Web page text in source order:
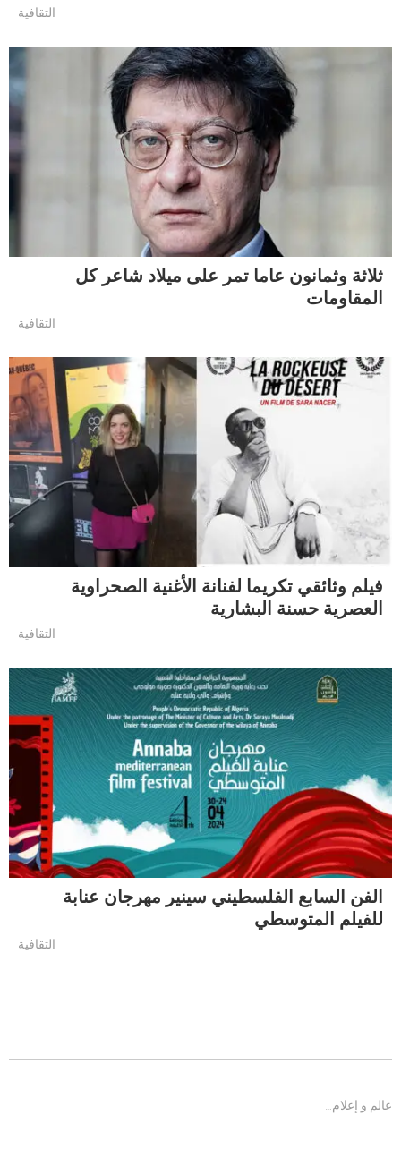
التقافية
ثلاثة وثمانون عاما تمر على ميلاد شاعر كل
المقاومات
التقافية
فيلم وثائقي تكريما لفنانة الأغنية الصحراوية
العصرية حسنة البشارية
التقافية
الفن السابع الفلسطيني سينير مهرجان عنابة
للفيلم المتوسطي
التقافية
عالم و إعلام…